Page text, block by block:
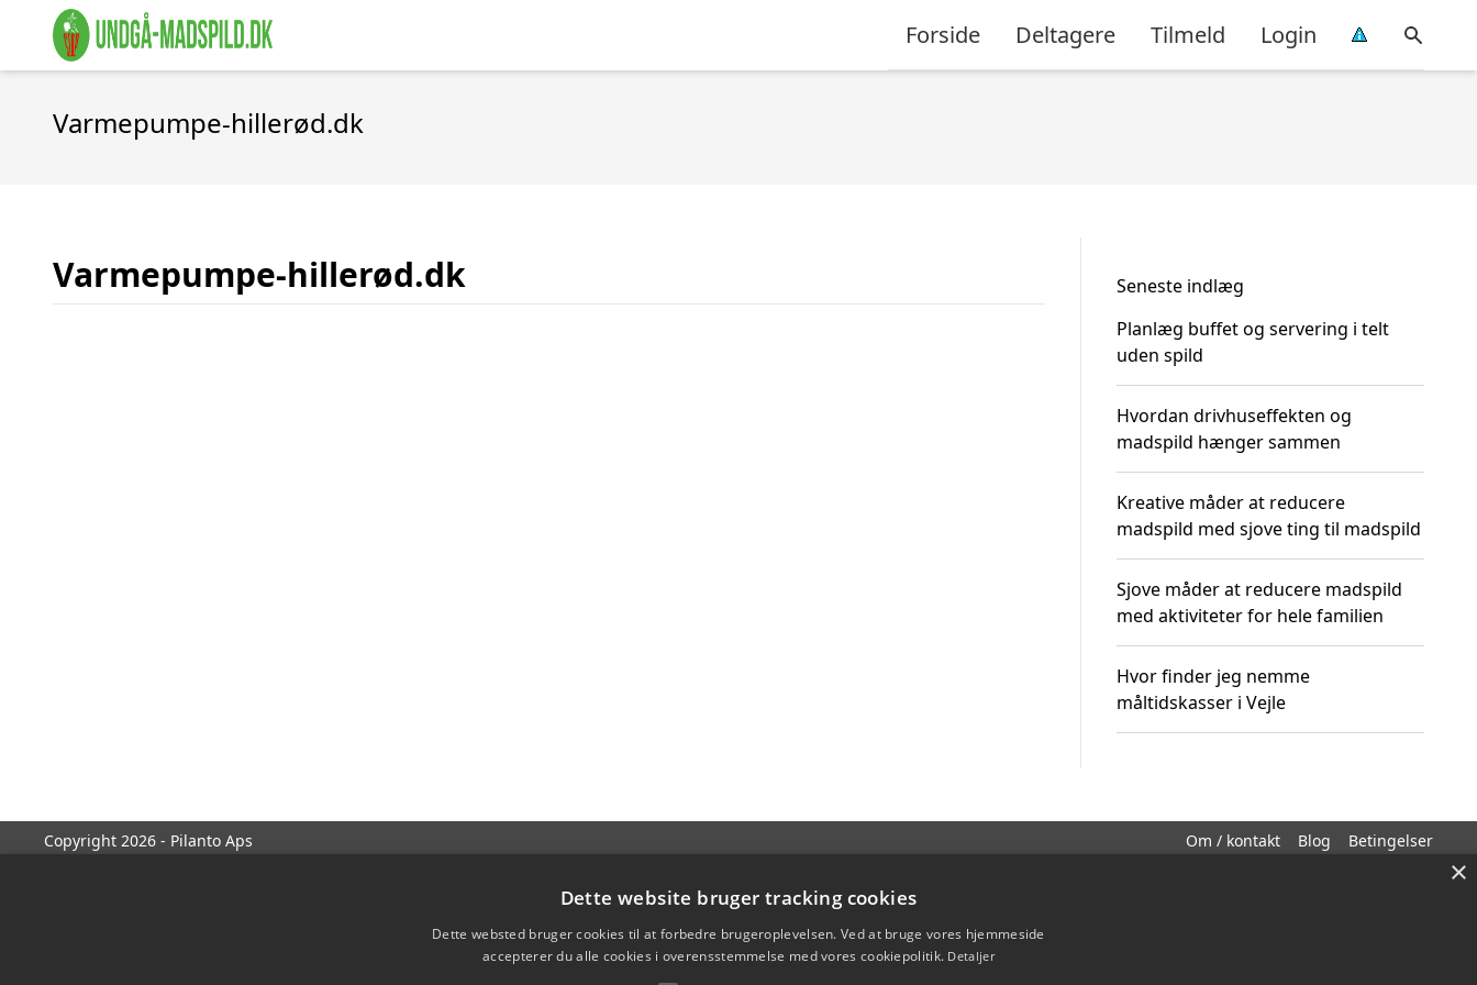
Forside Deltagere Tilmeld Login
Varmepumpe-hillerød.dk
Varmepumpe-hillerød.dk
Seneste indlæg
Planlæg buffet og servering i telt
uden spild
Hvordan drivhuseffekten og
madspild hænger sammen
Kreative måder at reducere
madspild med sjove ting til madspild
Sjove måder at reducere madspild
med aktiviteter for hele familien
Hvor finder jeg nemme
måltidskasser i Vejle
Copyright 2026 - Pilanto Aps Om / kontakt Blog Betingelser
×
Dette website bruger tracking cookies
Dette websted bruger cookies til at forbedre brugeroplevelsen. Ved at bruge vores hjemmeside
accepterer du alle cookies i overensstemmelse med vores cookiepolitik. Detaljer